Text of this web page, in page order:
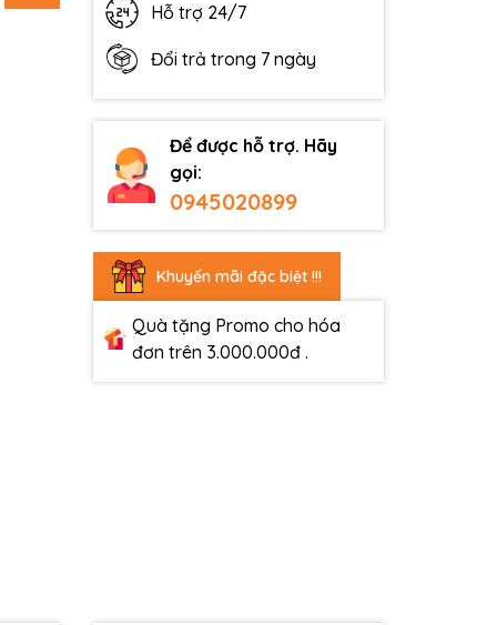
Hỗ trợ 24/7
Đổi trả trong 7 ngày
Để được hỗ trợ. Hãy
gọi:
0945020899
Khuyến mãi đặc biệt !!!
Quà tặng Promo cho hóa
đơn trên 3.000.000đ .